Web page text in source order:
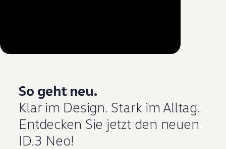
So geht neu.
Klar im Design. Stark im Alltag.
Entdecken Sie jetzt den neuen
ID.3 Neo!